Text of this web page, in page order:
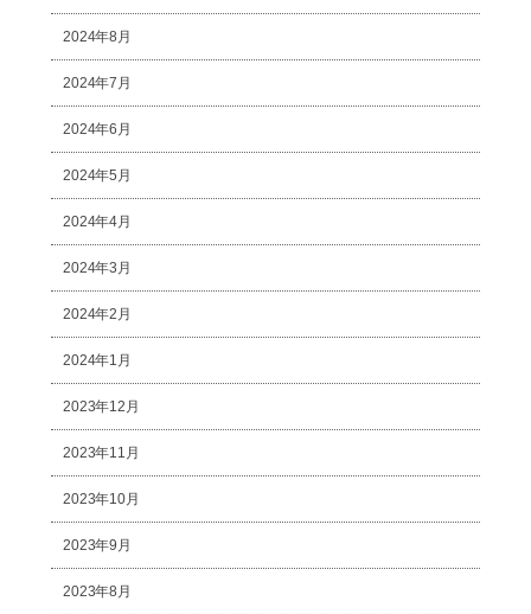
2024年8月
2024年7月
2024年6月
2024年5月
2024年4月
2024年3月
2024年2月
2024年1月
2023年12月
2023年11月
2023年10月
2023年9月
2023年8月